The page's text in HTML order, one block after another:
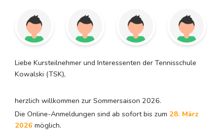
Liebe Kursteilnehmer und Interessenten der Tennisschule
Kowalski (TSK),
herzlich willkommen zur Sommersaison 2026.
Die Online-Anmeldungen sind ab sofort bis zum 28. März
2026 möglich.